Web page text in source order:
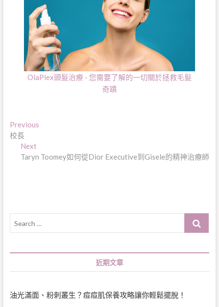
OlaPlex頭髮治療 - 您需要了解的一切關於拯救毛髮
奇蹟
文
章
導
PreviousPrevious
校長
NextNext
post:
Taryn Toomey如何從Dior Executive到Gisele的精神治療師
Search
近期文章
油光滿面、粉刺叢生？痘痘肌保養攻略讓你輕鬆擺脫！